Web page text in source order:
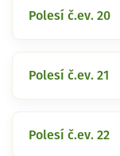
Polesí č.ev. 20
Polesí č.ev. 21
Polesí č.ev. 22